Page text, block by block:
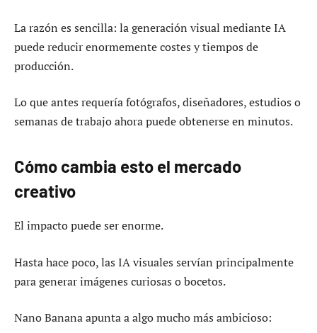
La razón es sencilla: la generación visual mediante IA
puede reducir enormemente costes y tiempos de
producción.
Lo que antes requería fotógrafos, diseñadores, estudios o
semanas de trabajo ahora puede obtenerse en minutos.
Cómo cambia esto el mercado
creativo
El impacto puede ser enorme.
Hasta hace poco, las IA visuales servían principalmente
para generar imágenes curiosas o bocetos.
Nano Banana apunta a algo mucho más ambicioso: